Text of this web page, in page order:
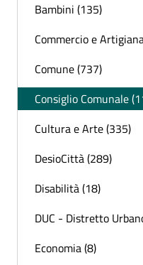
Bambini (135)
Commercio e
Comune (737)
Consiglio Comunale
Cultura e Arte (335)
DesioCittà (289)
Disabilità (18)
DUC - Distretto
Economia (8)